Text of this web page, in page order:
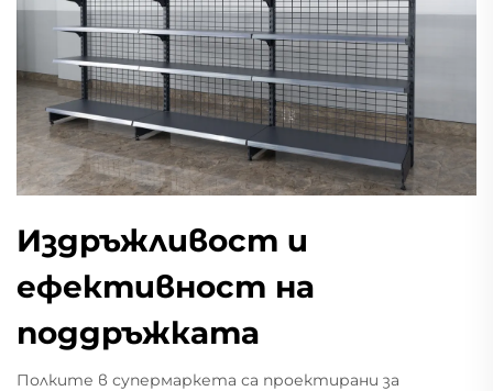
Издръжливост и
ефективност на
поддръжката
Полките в супермаркета са проектирани за